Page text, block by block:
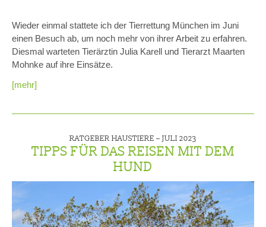
Wieder einmal stattete ich der Tierrettung München im Juni
einen Besuch ab, um noch mehr von ihrer Arbeit zu erfahren.
Diesmal warteten Tierärztin Julia Karell und Tierarzt Maarten
Mohnke auf ihre Einsätze.
[mehr]
RATGEBER HAUSTIERE – JULI 2023
TIPPS FÜR DAS REISEN MIT DEM
HUND